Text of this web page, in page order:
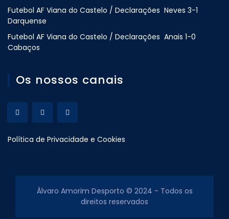
Futebol AF Viana do Castelo / Declarações Neves 3-1
Darquense
Futebol AF Viana do Castelo / Declarações Anais 1-0
Cabaços
Os nossos canais
Política de Privacidade e Cookies
Álvaro Amorim Desporto © 2024 - Todos os
direitos reservados